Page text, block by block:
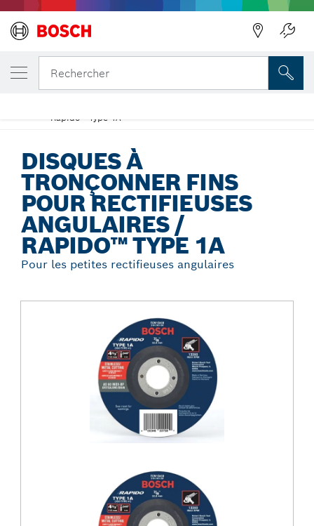
Rechercher
Rapido™ Type 1A
DISQUES À
TRONÇONNER FINS
POUR RECTIFIEUSES
ANGULAIRES /
RAPIDO™ TYPE 1A
Pour les petites rectifieuses angulaires
VOTRE VARIANTE SÉLECTIONNÉE
Disques à tronçonner fins pour
angulaires / Rapido™ Type 1A